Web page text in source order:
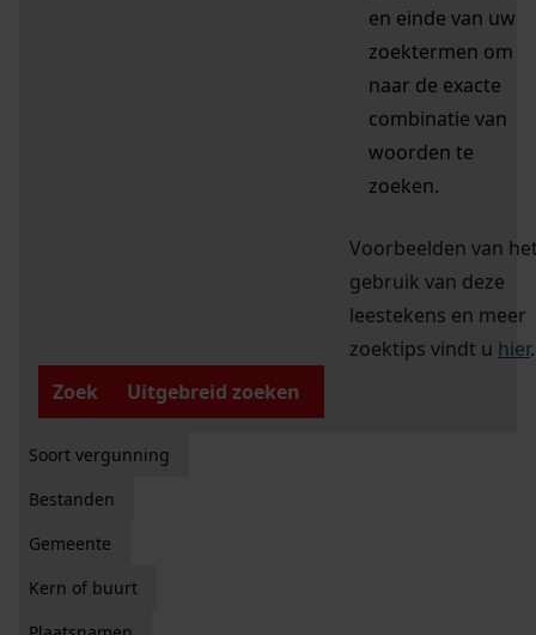
en einde van uw
zoektermen om
naar de exacte
combinatie van
woorden te
zoeken.
Voorbeelden van
gebruik van deze
leestekens en meer
zoektips vindt u hier.
Zoek
Uitgebreid zoeken
Soort vergunning
Bestanden
Gemeente
Kern of buurt